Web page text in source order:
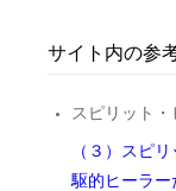
サイト内の参
スピリット
（３）スピ
駆的ヒーラー